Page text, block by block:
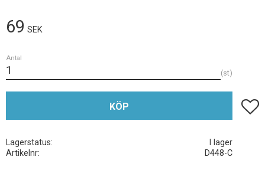
69 SEK
Antal
st
KÖP Lägg
Lagerstatus
I lager
Artikelnr
D448-C